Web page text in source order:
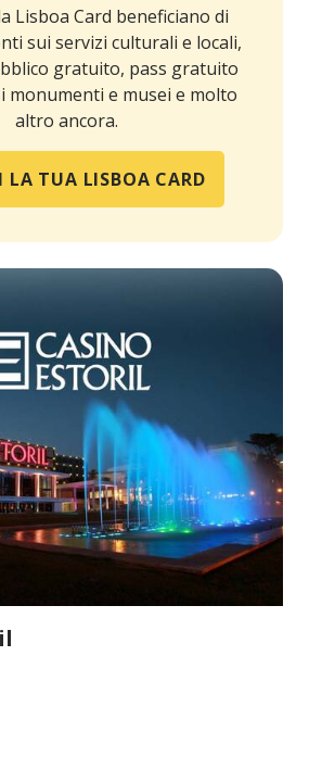
Lisboa Card beneficiano di
sui servizi culturali e locali,
gratuito, pass gratuito
monumenti e musei e molto
altro ancora.
LA TUA LISBOA CARD